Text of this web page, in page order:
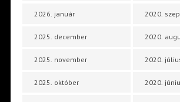
2026. január
2025. december
2025. november
2025. október
2020.
2020.
2020.
2020.